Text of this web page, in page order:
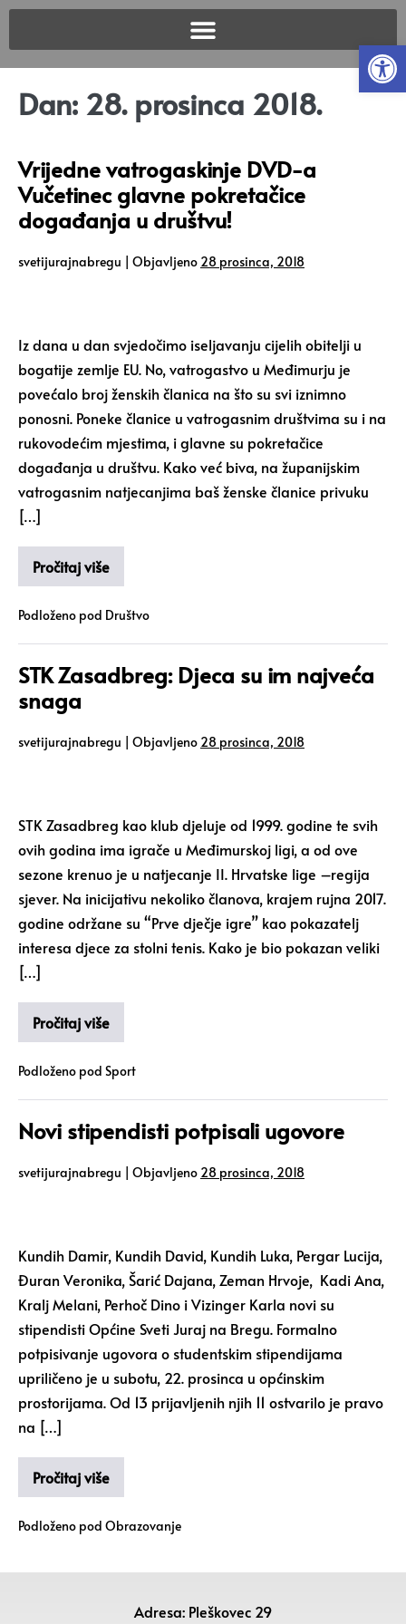
Dan: 28. prosinca 2018.
Vrijedne vatrogaskinje DVD-a
Vučetinec glavne pokretačice
događanja u društvu!
svetijurajnabregu | Objavljeno 28 prosinca, 2018
Iz dana u dan svjedočimo iseljavanju cijelih obitelji u
bogatije zemlje EU. No, vatrogastvo u Međimurju je
povećalo broj ženskih članica na što su svi iznimno
ponosni. Poneke članice u vatrogasnim društvima su i na
rukovodećim mjestima, i glavne su pokretačice
događanja u društvu. Kako već biva, na županijskim
vatrogasnim natjecanjima baš ženske članice privuku
[…]
Pročitaj više
Podloženo pod Društvo
STK Zasadbreg: Djeca su im najveća
snaga
svetijurajnabregu | Objavljeno 28 prosinca, 2018
STK Zasadbreg kao klub djeluje od 1999. godine te svih
ovih godina ima igrače u Međimurskoj ligi, a od ove
sezone krenuo je u natjecanje II. Hrvatske lige –regija
sjever. Na inicijativu nekoliko članova, krajem rujna 2017.
godine održane su “Prve dječje igre” kao pokazatelj
interesa djece za stolni tenis. Kako je bio pokazan veliki
[…]
Pročitaj više
Podloženo pod Sport
Novi stipendisti potpisali ugovore
svetijurajnabregu | Objavljeno 28 prosinca, 2018
Kundih Damir, Kundih David, Kundih Luka, Pergar Lucija,
Đuran Veronika, Šarić Dajana, Zeman Hrvoje, Kadi Ana,
Kralj Melani, Perhoč Dino i Vizinger Karla novi su
stipendisti Općine Sveti Juraj na Bregu. Formalno
potpisivanje ugovora o studentskim stipendijama
upriličeno je u subotu, 22. prosinca u općinskim
prostorijama. Od 13 prijavljenih njih 11 ostvarilo je pravo
na […]
Pročitaj više
Podloženo pod Obrazovanje
Adresa: Pleškovec 29